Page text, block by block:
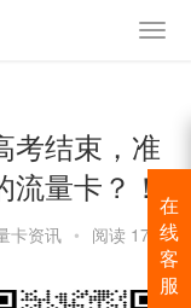
考结束，准
量卡？！
卡资讯 • 阅读 1744
在
线
客
服